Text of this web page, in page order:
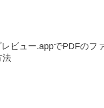
ビュー.appでPDFのフ
法